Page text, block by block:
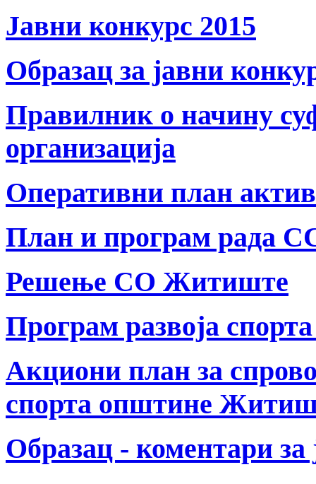
Јавни конкурс 2015
Образац за јавни
Правилник о начину
организација
Оперативни план
План и програм рада
Решење СО Житиште
Програм развоја
Aкциони план за
спорта општине
Образац - коментари за